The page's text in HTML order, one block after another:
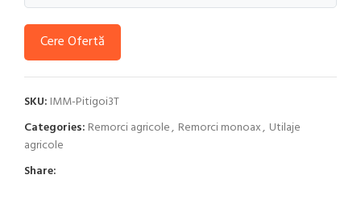
Cere Ofertă
SKU: IMM-Pitigoi3T
Categories: Remorci agricole, Remorci monoax, Utilaje
agricole
Share: